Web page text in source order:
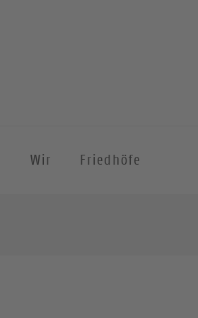
Wir Friedhöfe